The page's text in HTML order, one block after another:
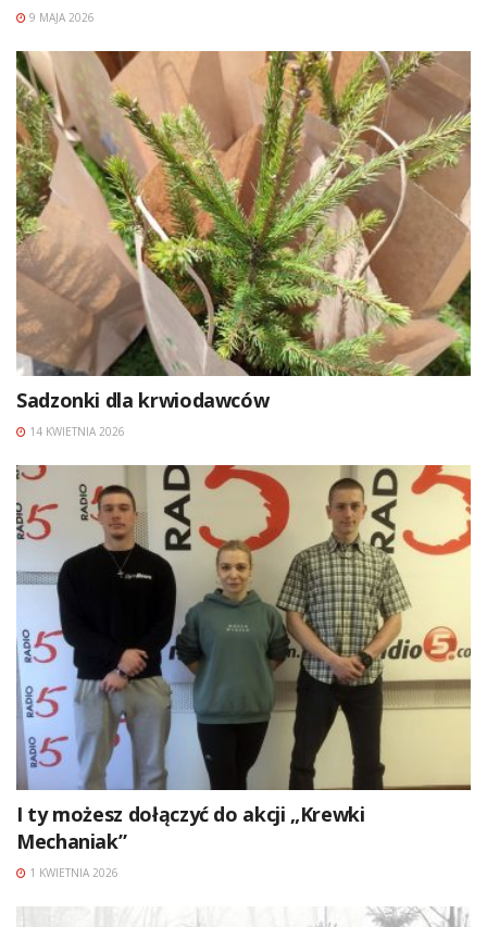
9 MAJA 2026
Sadzonki dla krwiodawców
14 KWIETNIA 2026
I ty możesz dołączyć do akcji „Krewki
Mechaniak”
1 KWIETNIA 2026